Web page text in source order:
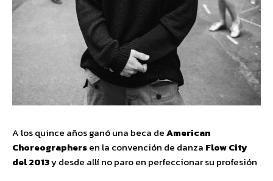
A los quince años ganó una beca deAmerican
Choreographersen la convención de danza Flow City
del 2013y desde allí no paro en perfeccionar su profesión